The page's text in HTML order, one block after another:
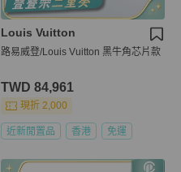
Louis Vuitton
路易威登/Louis Vuitton 黑牛角芯片款
TWD 84,961
現折 2,000
近新閒置品 香港 免運